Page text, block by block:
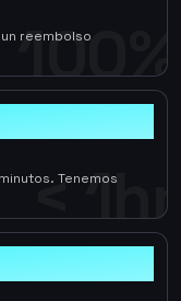
100%
reembolso
< 1hr
Tenemos